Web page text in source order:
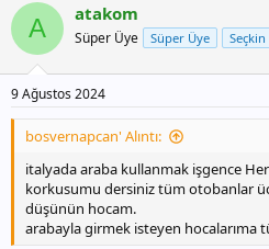
k
l
A atakom
Süper Üye Süper Üye Seçkin
9 Ağustos 2024
bosvernapcan' Alıntı:
italyada araba kullanmak işgence
korkusumu dersiniz tüm otobanlar
düşünün hocam.
arabayla girmek isteyen hocalarıma